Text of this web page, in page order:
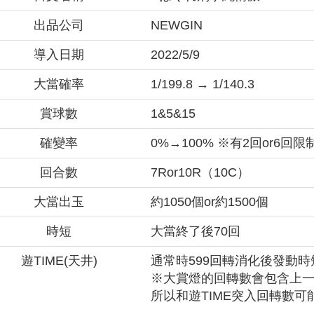
出品公司 NEWGIN
導入日期 2022/5/9
大當確率 1/199.8 → 1/140.3
賞球數 1&5&15
確變率 0%→100% ※有2回or6回限
回合數 7Ror10R（10C）
大當出玉 約1050個or約1500個
時短 大當終了後70回
遊TIME(天井)
通常時599回轉消化後發動時
※大賞燈的回轉數會包含上
所以和遊TIME突入回轉數可